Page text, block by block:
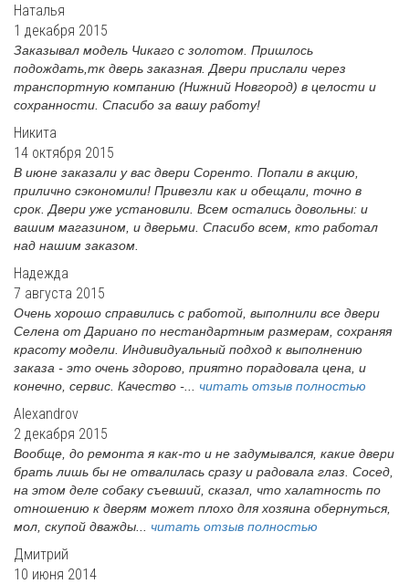
Наталья
1 декабря 2015
Заказывал модель Чикаго с золотом. Пришлось
подождать,тк дверь заказная. Двери прислали через
транспортную компанию (Нижний Новгород) в целости и
сохранности. Спасибо за вашу работу!
Никита
14 октября 2015
В июне заказали у вас двери Соренто. Попали в акцию,
прилично сэкономили! Привезли как и обещали, точно в
срок. Двери уже установили. Всем остались довольны: и
вашим магазином, и дверьми. Спасибо всем, кто работал
над нашим заказом.
Надежда
7 августа 2015
Очень хорошо справились с работой, выполнили все двери
Селена от Дариано по нестандартным размерам, сохраняя
красоту модели. Индивидуальный подход к выполнению
заказа - это очень здорово, приятно порадовала цена, и
конечно, сервис. Качество -... читать отзыв полностью
Alexandrov
2 декабря 2015
Вообще, до ремонта я как-то и не задумывался, какие двери
брать лишь бы не отвалилась сразу и радовала глаз. Сосед,
на этом деле собаку съевший, сказал, что халатность по
отношению к дверям может плохо для хозяина обернуться,
мол, скупой дважды... читать отзыв полностью
Дмитрий
10 июня 2014